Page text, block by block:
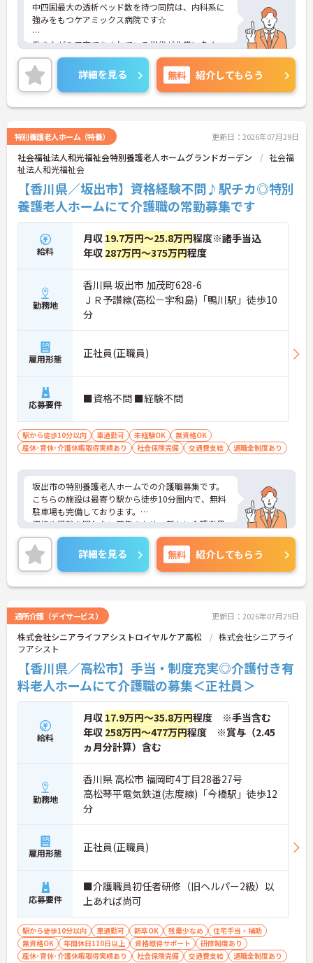
中四国最大の透析ベッド数を持つ同院は、内科系に
強みをもつケアミックス病院です☆
働きながら子育てをされている世代が非常に多く、
院内では30代～40代がおよそ全体の70％程度を占め
ています！
全職員の70％以上が5年以上勤めており、定着率も
非常に良い病院です◎
「しっかりと学びたい方」「家庭と両立したい方」
など様々な思いを持った方々が働いています！
ご興味がある方は是非一度マイナビまでお問い合わ
せください！さらに詳細などお伝えします！！
詳細を見る 無料 紹介してもらう
特別養護老人ホーム（特養） 更新日：2026年07月29日
社会福祉法人和光福祉会特別養護老人ホームグランドガーデン
社会福
祉法人和光福祉会
【香川県／坂出市】資格経験不問♪駅チカ◎特別
養護老人ホームにて介護職の常勤募集です
給料
月収 19.7万円～25.8万円程度※諸手当込
年収 287万円～375万円程度
勤務地
香川県 坂出市 加茂町628-6
ＪＲ予讃線(高松－宇和島)「鴨川駅」徒歩10
分
雇用形態 正社員(正職員)
応募要件 ■資格不問 ■経験不問
駅から徒歩10分以内 車通勤可 未経験OK
無資格OK
産休･育休･介護休暇取得実績あり
社会保険完備 交通費支給 退職金制度あり
坂出市の特別養護老人ホームでの介護職募集です。
こちらの施設は最寄り駅から徒歩10分圏内で、無料
駐車場も完備しております。
資格や経験を問わない募集のため、新たに介護業界
にチャレンジしたい方おすすめです。
ご興味をお持ちの方は是非お問い合わせください！
詳細を見る 無料 紹介してもらう
通所介護（デイサービス） 更新日：2026年07月29日
株式会社シニアライフアシストロイヤルケア高松
株式会社シニアライ
フアシスト
【香川県／高松市】手当・制度充実◎介護付き有
料老人ホームにて介護職の募集＜正社員＞
給料
月収 17.9万円～35.8万円程度 ※手当含む
年収 258万円～477万円程度 ※賞与（2.45
ヵ月分計算）含む
勤務地
香川県 高松市 福岡町4丁目28番27号
高松琴平電気鉄道(志度線)「今橋駅」徒歩12
分
雇用形態 正社員(正職員)
応募要件
■介護職員初任者研修（旧ヘルパー2級）以
上あれば尚可
駅から徒歩10分以内 車通勤可 新卒OK 残業少なめ
住宅手当・補助
無資格OK
年間休日110日以上 資格取得サポート
研修制度あり
産休･育休･介護休暇取得実績あり
社会保険完備 交通費支給 退職金制度あり